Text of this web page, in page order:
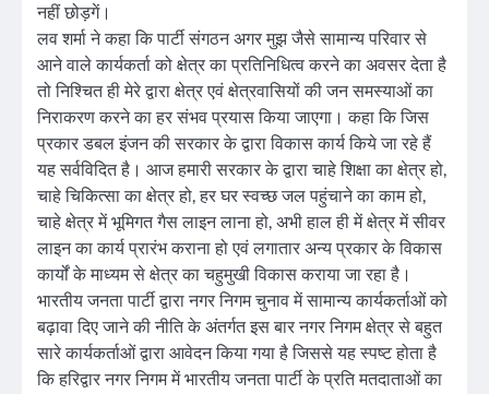
नहीं छोड़गें।
लव शर्मा ने कहा कि पार्टी संगठन अगर मुझ जैसे सामान्य परिवार से
आने वाले कार्यकर्ता को क्षेत्र का प्रतिनिधित्व करने का अवसर देता है
तो निश्चित ही मेरे द्वारा क्षेत्र एवं क्षेत्रवासियों की जन समस्याओं का
निराकरण करने का हर संभव प्रयास किया जाएगा। कहा कि जिस
प्रकार डबल इंजन की सरकार के द्वारा विकास कार्य किये जा रहे हैं
यह सर्वविदित है। आज हमारी सरकार के द्वारा चाहे शिक्षा का क्षेत्र हो,
चाहे चिकित्सा का क्षेत्र हो, हर घर स्वच्छ जल पहुंचाने का काम हो,
चाहे क्षेत्र में भूमिगत गैस लाइन लाना हो, अभी हाल ही में क्षेत्र में सीवर
लाइन का कार्य प्रारंभ कराना हो एवं लगातार अन्य प्रकार के विकास
कार्यों के माध्यम से क्षेत्र का चहुमुखी विकास कराया जा रहा है।
भारतीय जनता पार्टी द्वारा नगर निगम चुनाव में सामान्य कार्यकर्ताओं को
बढ़ावा दिए जाने की नीति के अंतर्गत इस बार नगर निगम क्षेत्र से बहुत
सारे कार्यकर्ताओं द्वारा आवेदन किया गया है जिससे यह स्पष्ट होता है
कि हरिद्वार नगर निगम में भारतीय जनता पार्टी के प्रति मतदाताओं का